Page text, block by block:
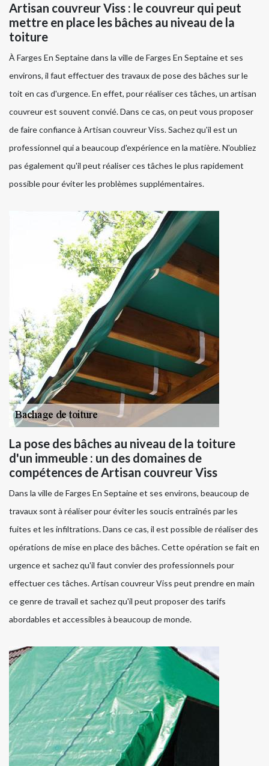
Artisan couvreur Viss : le couvreur qui peut
mettre en place les bâches au niveau de la
toiture
À Farges En Septaine dans la ville de Farges En Septaine et ses
environs, il faut effectuer des travaux de pose des bâches sur le
toit en cas d'urgence. En effet, pour réaliser ces tâches, un artisan
couvreur est souvent convié. Dans ce cas, on peut vous proposer
de faire confiance à Artisan couvreur Viss. Sachez qu'il est un
professionnel qui a beaucoup d'expérience en la matière. N'oubliez
pas également qu'il peut réaliser ces tâches le plus rapidement
possible pour éviter les problèmes supplémentaires.
La pose des bâches au niveau de la toiture
d'un immeuble : un des domaines de
compétences de Artisan couvreur Viss
Dans la ville de Farges En Septaine et ses environs, beaucoup de
travaux sont à réaliser pour éviter les soucis entraînés par les
fuites et les infiltrations. Dans ce cas, il est possible de réaliser des
opérations de mise en place des bâches. Cette opération se fait en
urgence et sachez qu'il faut convier des professionnels pour
effectuer ces tâches. Artisan couvreur Viss peut prendre en main
ce genre de travail et sachez qu'il peut proposer des tarifs
abordables et accessibles à beaucoup de monde.